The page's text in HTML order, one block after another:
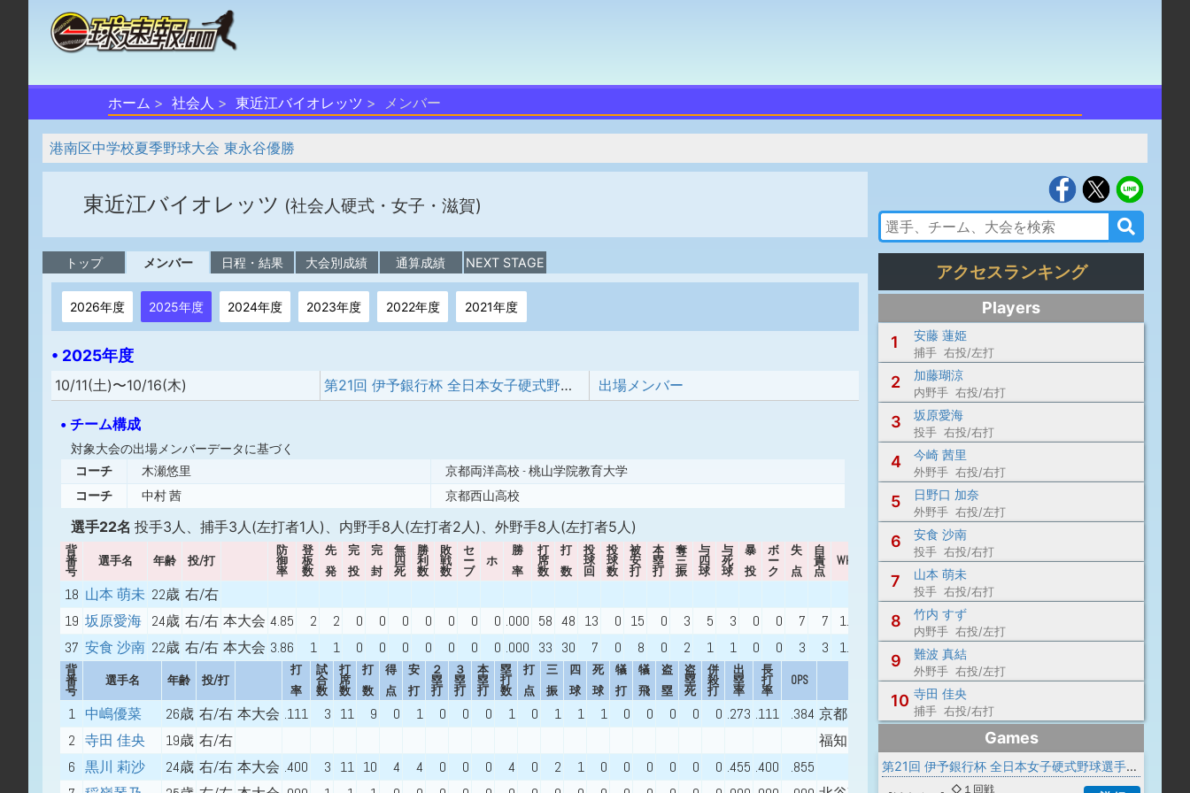
ホーム 社会人 東近江バイオレッツ メンバー
港南区中学校夏季野球大会 東永谷優勝
東近江バイオレッツ (社会人硬式・女子・滋賀)
トップ メンバー 日程・結果 大会別成績 通算成績 NEXT STAGE
2026年度 2025年度 2024年度 2023年度 2022年度 2021年度
• 2025年度
10/11(土)〜10/16(木) 第21回 伊予銀行杯 全日本女子硬式野球選手権大会 出場メンバー
• チーム構成
対象大会の出場メンバーデータに基づく
コーチ 木瀬悠里
京都両洋高校 - 桃山学院教育大学
コーチ
中村 茜 京都西山高校
選手22名 投手3人、捕手3人(左打者1人)、内野手8人(左打者2人)、外野手8人(左打者5人)
背
番
号
選手名 年齢 投/打
防
御
率
登
板
数
先
発
完
投
完
封
無
四
死
勝
利
数
敗
戦
数
セ
ー
ブ
ホ
勝
率
打
席
数
打
数
投
球
回
投
球
数
被
安
打
本
塁
打
奪
三
振
与
四
球
与
死
球
暴
投
ボ
ー
ク
失
点
自
責
点
WHIP 出身校
18 山本 萌未 22歳 右/右
京都両洋高校 - 関西外国語大学
19 坂原愛海 24歳 右/右 本大会 4.85 2 2 0 0 0 0 0 0 0 .000 58 48 13 0 15 0 3 5 3 0 0 7 7 1.54
京都両洋高校
37 安食 沙南 22歳 右/右 本大会 3.86 1 1 0 0 0 0 0 0 0 .000 33 30 7 0 8 0 2 1 1 0 0 3 3 1.29 島根中央高校
背
番
号
選手名 年齢 投/打
打
率
試
合
数
打
席
数
打
数
得
点
安
打
２
塁
打
３
塁
打
本
塁
打
塁
打
数
打
点
三
振
四
球
死
球
犠
打
犠
飛
盗
塁
盗
塁
死
併
殺
打
出
塁
率
長
打
率
OPS 出身校
1 中嶋優菜 26歳 右/右 本大会 .111 3 11 9 0 1 0 0 0 1 0 1 1 1 0 0 0 0 0 .273 .111 .384 京都両洋高校
2 寺田 佳央 19歳 右/右
福知山成美高校
6 黒川 莉沙 24歳 右/右 本大会 .400 3 11 10 4 4 0 0 0 4 0 2 1 0 0 0 0 0 0 .455 .400
.855
アクセスランキング
Players
1
安藤 蓮姫
捕手 右投/左打
2 加藤瑚涼
内野手 右投/右打
3 坂原愛海
投手 右投/右打
4 今崎 茜里
外野手 右投/右打
5 日野口 加奈
外野手 右投/左打
6 安食 沙南
投手 右投/右打
7 山本 萌未
投手 右投/右打
8 竹内 すず
内野手 右投/左打
9 難波 真結
外野手 右投/左打
10 寺田 佳央
捕手 右投/右打
Games
第21回 伊予銀行杯 全日本女子硬式野球選手権大会
◇１回戦